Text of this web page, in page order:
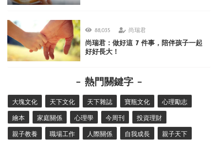
88,035 尚瑞君
尚瑞君：做好這 7 件事，陪伴孩子一起
好好長大！
熱門關鍵字
大塊文化 天下文化 天下雜誌 寶瓶文化 心理勵志
繪本 家庭關係 心理學 今周刊 投資理財
親子教養 職場工作 人際關係 自我成長 親子天下